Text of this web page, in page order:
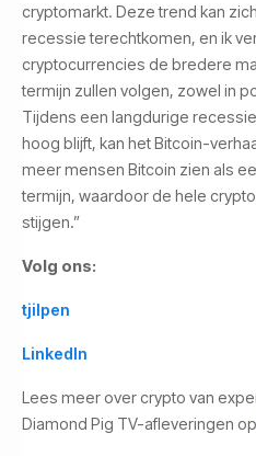
cryptomarkt. Deze trend kan
recessie terechtkomen, en ik
cryptocurrencies de bredere
termijn zullen volgen, zowel in
Tijdens een langdurige
hoog blijft, kan het Bitcoin-
meer mensen Bitcoin zien als
termijn, waardoor de hele
stijgen.”
Volg ons:
tjilpen
LinkedIn
Lees meer over crypto van
Diamond Pig TV-afleveringen op